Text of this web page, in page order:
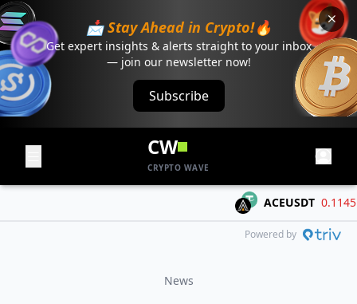
📩 Stay Ahead in Crypto!🔥
Get expert insights & alerts straight to your inbox
— join our newsletter now!
Subscribe
CW
CRYPTO WAVE
ACEUSDT 0.1145 -
Powered by
News